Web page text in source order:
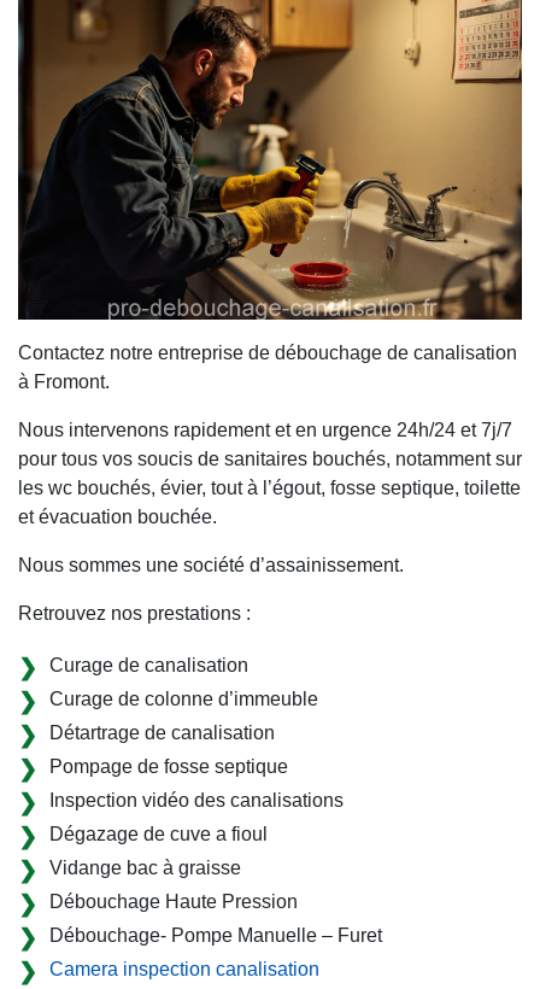
Contactez notre entreprise de débouchage de canalisation
à Fromont.
Nous intervenons rapidement et en urgence 24h/24 et 7j/7
pour tous vos soucis de sanitaires bouchés, notamment sur
les wc bouchés, évier, tout à l’égout, fosse septique, toilette
et évacuation bouchée.
Nous sommes une société d’assainissement.
Retrouvez nos prestations :
Curage de canalisation
Curage de colonne d’immeuble
Détartrage de canalisation
Pompage de fosse septique
Inspection vidéo des canalisations
Dégazage de cuve a fioul
Vidange bac à graisse
Débouchage Haute Pression
Débouchage- Pompe Manuelle – Furet
Camera inspection canalisation